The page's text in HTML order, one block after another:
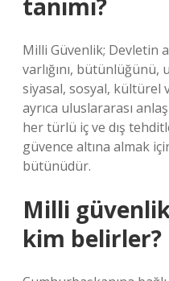
tanımı?
Milli Güvenlik; Devletin
varlığını,
siyasal, sosyal, kültürel
ayrıca uluslararası
her türlü iç ve dış
güvence altına almak
bütünüdür.
Milli
kim belirler?